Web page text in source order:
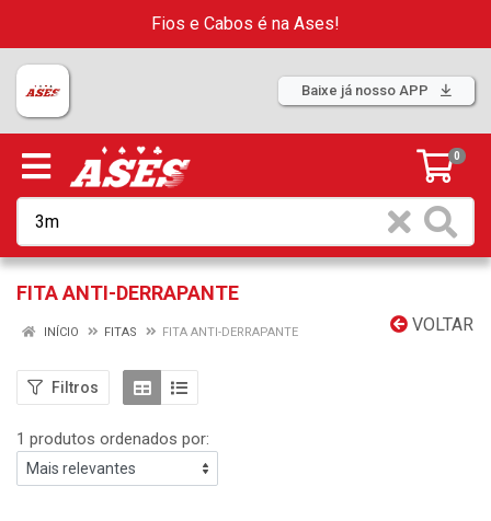
Fios e Cabos é na Ases!
Baixe já nosso APP
0
FITA ANTI-DERRAPANTE
VOLTAR
INÍCIO FITAS FITA ANTI-DERRAPANTE
Filtros
1 produtos ordenados por: